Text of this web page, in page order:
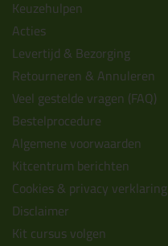
Keuzehulpen
Acties
Levertijd & Bezorging
Retourneren & Annuleren
Veel gestelde vragen (FAQ)
Bestelprocedure
Algemene voorwaarden
Kitcentrum berichten
Cookies & privacy verklaring
Disclaimer
Kit cursus volgen